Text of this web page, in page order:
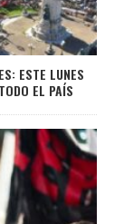
ESTE LUNES
EL PAÍS